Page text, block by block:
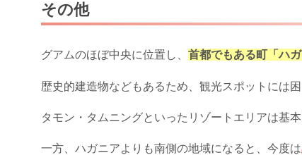
その他
グアムのほぼ中央に位置し、 首都でもある町「ハ
歴史的建造物などもあるため、観光スポットには困
タモン・タムニングといったリゾートエリアは基
一方、ハガニアよりも南側の地域になると、今度は